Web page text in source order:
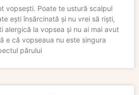
vopsești. Poate te ustură scalpul
ești însărcinată și nu vrei să riști,
alergică la vopsea și nu ai mai avut
e că vopseaua nu este singura
părului